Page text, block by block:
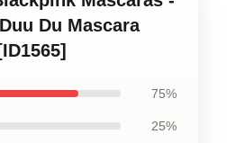
Du Mascara
75%
25%